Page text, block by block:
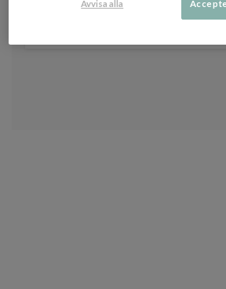
Du kan när som helst avanmäla dig från vårt
för att läsa om hur vi vårdar
Avvisa alla